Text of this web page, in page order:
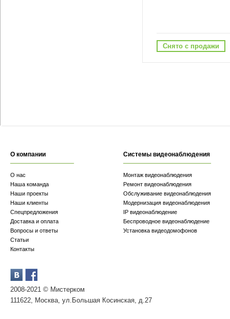
Снято с продажи
О компании
О нас
Наша команда
Наши проекты
Наши клиенты
Спецпредложения
Доставка и оплата
Вопросы и ответы
Статьи
Контакты
2008-2021 © Мистерком
111622, Москва, ул.Большая Косинская, д.27
Системы видеонаблюдения
Монтаж видеонаблюдения
Ремонт видеонаблюдения
Обслуживание видеонаблюдения
Модернизация видеонаблюдения
IP видеонаблюдение
Беспроводное видеонаблюдение
Установка видеодомофонов